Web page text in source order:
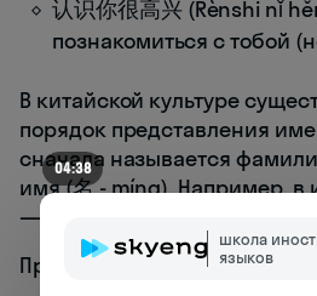
认识你很高兴 (Rènshi nǐ
познакомиться с тобой
В китайской культуре
порядок представления
сначала называется
имя (名 - míng). Например, в
— это фамилия, а "Jinping" —
Приведу полный пример
04:38
школа
языков